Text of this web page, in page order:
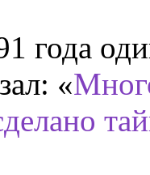
года
«